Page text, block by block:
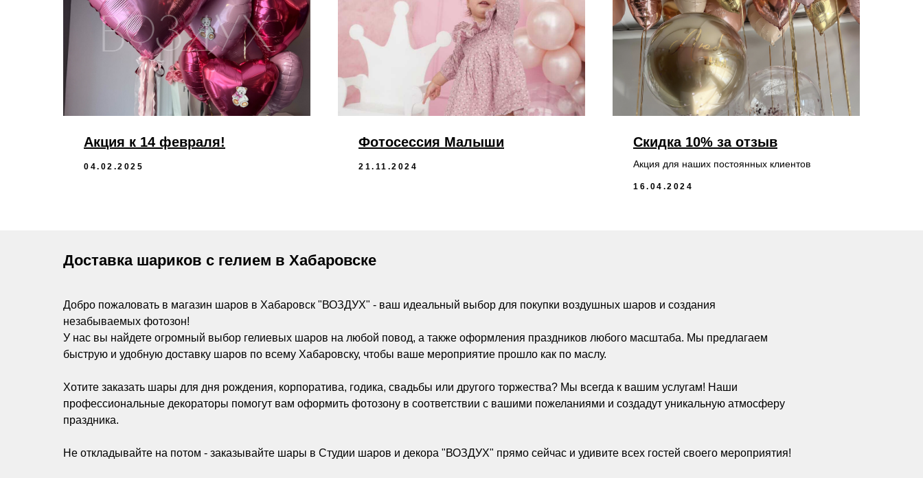
Акция к 14 февраля!
04.02.2025
Фотосессия Малыши
21.11.2024
Скидка 10% за отзыв
Акция для наших постоянных клиентов
16.04.2024
Доставка шариков с гелием в Хабаровске
Добро пожаловать в магазин шаров в Хабаровск "ВОЗДУХ" - ваш идеальный выбор для покупки воздушных шаров и создания
незабываемых фотозон!
У нас вы найдете огромный выбор гелиевых шаров на любой повод, а также оформления праздников любого масштаба. Мы предлагаем
быструю и удобную доставку шаров по всему Хабаровску, чтобы ваше мероприятие прошло как по маслу.
Хотите заказать шары для дня рождения, корпоратива, годика, свадьбы или другого торжества? Мы всегда к вашим услугам! Наши
профессиональные декораторы помогут вам оформить фотозону в соответствии с вашими пожеланиями и создадут уникальную атмосферу
праздника.
Не откладывайте на потом - заказывайте шары в Студии шаров и декора "ВОЗДУХ" прямо сейчас и удивите всех гостей своего мероприятия!